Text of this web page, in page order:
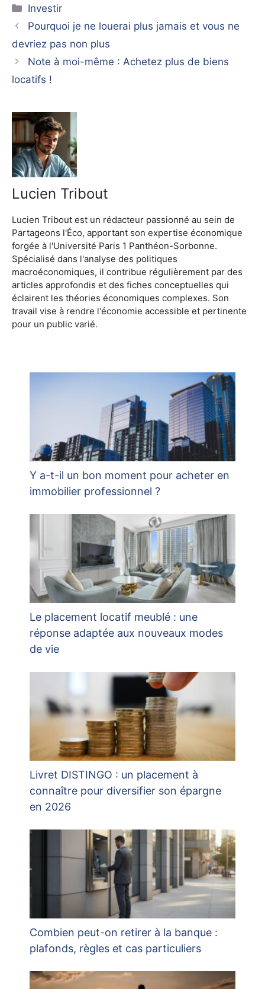
Catégories
Investir
Pourquoi je ne louerai plus jamais et vous ne
devriez pas non plus
Note à moi-même : Achetez plus de biens
locatifs !
Lucien Tribout
Lucien Tribout est un rédacteur passionné au sein de
Partageons l'Éco, apportant son expertise économique
forgée à l'Université Paris 1 Panthéon-Sorbonne.
Spécialisé dans l'analyse des politiques
macroéconomiques, il contribue régulièrement par des
articles approfondis et des fiches conceptuelles qui
éclairent les théories économiques complexes. Son
travail vise à rendre l'économie accessible et pertinente
pour un public varié.
Y a-t-il un bon moment pour acheter en
immobilier professionnel ?
Le placement locatif meublé : une
réponse adaptée aux nouveaux modes
de vie
Livret DISTINGO : un placement à
connaître pour diversifier son épargne
en 2026
Combien peut-on retirer à la banque :
plafonds, règles et cas particuliers